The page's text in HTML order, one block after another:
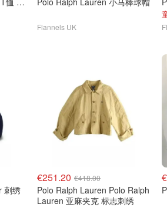
Flannels UK
刺绣
€251.20 €418.00
Polo Ralph Lauren Polo Ralph
Lauren 亚麻夹克 标志刺绣